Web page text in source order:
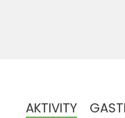
AKTIVITY